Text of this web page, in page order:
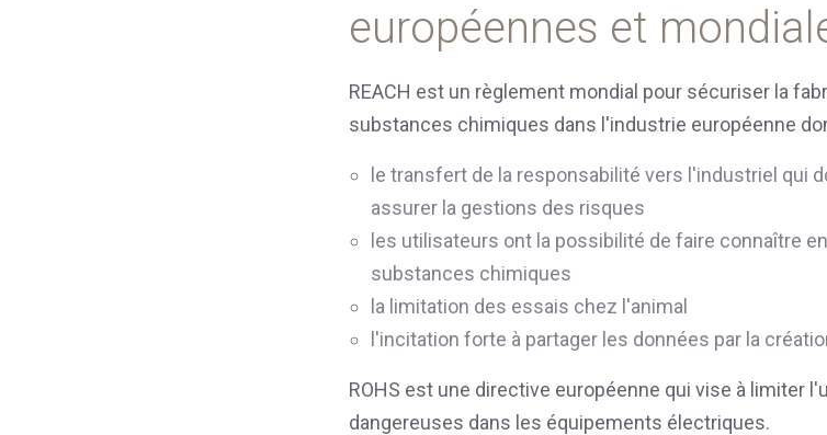
européennes et
REACH est un règlement mondial pour sécuriser la
substances chimiques dans l'industrie européenne
le transfert de la responsabilité vers l'industriel qui
assurer la gestions des risques
les utilisateurs ont la possibilité de faire connaître
substances chimiques
la limitation des essais chez l'animal
l'incitation forte à partager les données par la
ROHS est une directive européenne qui vise à limiter
dangereuses dans les équipements électriques.